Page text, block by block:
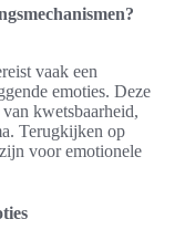
vaak een
emoties. Deze
kwetsbaarheid,
Terugkijken op
voor emotionele